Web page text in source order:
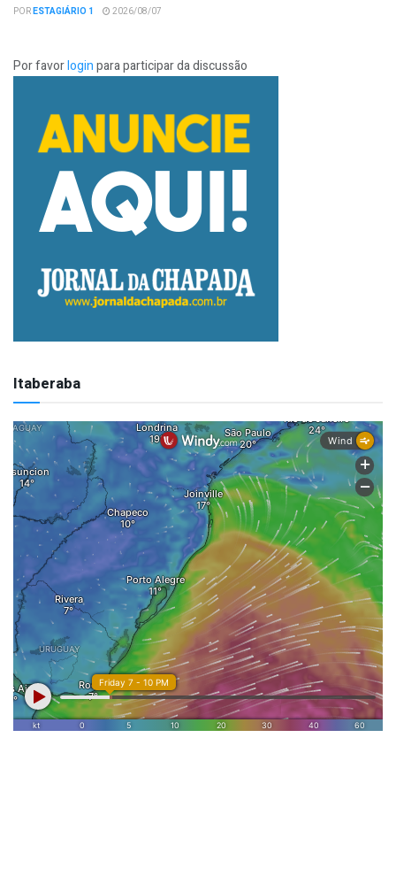
PORESTAGIÁRIO 1 2026/08/07
Por favorloginpara participar da discussão
Itaberaba